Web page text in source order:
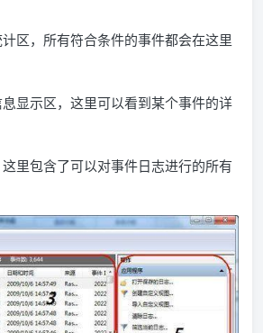
区，所有符合条件的事件都会在这里
显示区，这里可以看到某个事件的详
里包含了可以对事件日志进行的所有